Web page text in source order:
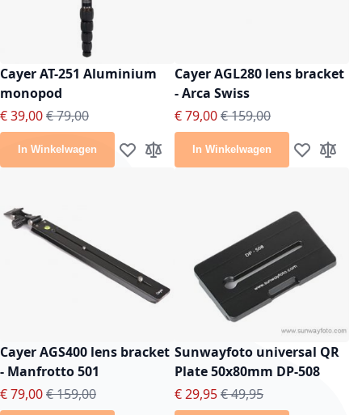
Cayer AT-251 Aluminium
monopod
Speciale prijs
€ 39,00Normale prijs
€ 79,00
In Winkelwagen Voeg toe aan verlanglijst
Toevoegen om te vergelijken
Cayer AGL280 lens bracket
- Arca Swiss
Speciale prijs
€ 79,00Normale prijs
€ 159,00
In Winkelwagen Voeg toe
Cayer AGS400 lens bracket
- Manfrotto 501
Speciale prijs
€ 79,00Normale prijs
€ 159,00
Sunwayfoto universal QR
Plate 50x80mm DP-508
Speciale prijs
€ 29,95Normale prijs
€ 49,95